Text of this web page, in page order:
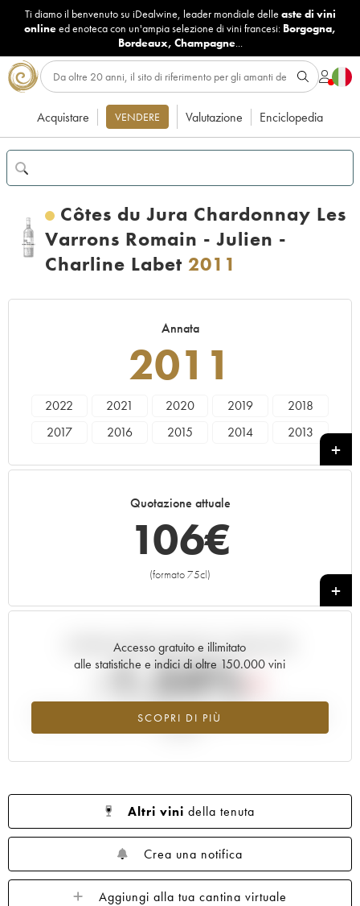
Ti diamo il benvenuto su iDealwine, leader mondiale delle aste di vini
onlineed enoteca con un'ampia selezione di vini francesi: Borgogna,
Bordeaux, Champagne...
Acquistare VENDERE Valutazione Enciclopedia
Côtes du Jura Chardonnay Les
Varrons Romain - Julien -
Charline Labet 2011
Annata
2011
2022 2021 2020 2019
2018
2017
2016 2015 2014
2013
Quotazione attuale
106€
(formato 75cl)
+
Accesso gratuito e illimitato
alle statistiche e indici di oltre 150.000 vini
SCOPRI DI PIÙ
Andamento della quotazione in tempo reale
-1.54%
Tendenza al ribasso per il valore dell'annata 2011 nel 2026 rispetto
Altri vini della tenuta
Crea una notifica
Aggiungi alla tua cantina virtuale